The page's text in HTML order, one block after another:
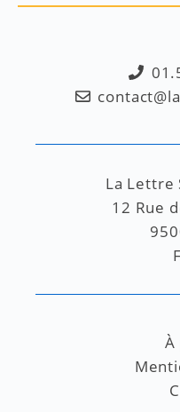
La Lettre
12 Rue
À